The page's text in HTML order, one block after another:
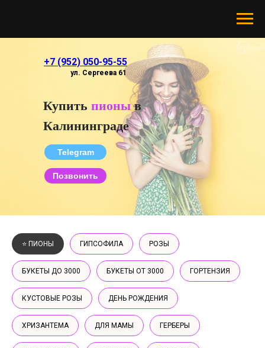
Купить пионыв
Калининграде
+7 (952) 050-95-55
ул. Сергеева 61
Telegram
Позвонить
⭐️ ПИОНЫ ГИПСОФИЛА РОЗЫ
БУКЕТЫ ДО 3000 БУКЕТЫ ОТ 3000 ГОРТЕНЗИЯ
КУСТОВЫЕ РОЗЫ ДЕНЬ РОЖДЕНИЯ
ХРИЗАНТЕМА ДЛЯ МАМЫ ГЕРБЕРЫ